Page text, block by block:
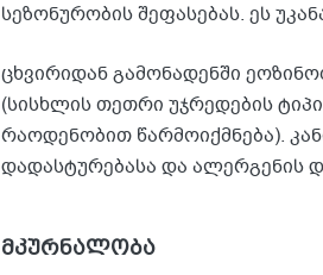
სეზონურობის შეფასებას. ეს
ცხვირიდან გამონადენში
(სისხლის თეთრი უჯრედების
რაოდენობით წარმოიქმნება).
დადასტურებასა და ალერგენის
მკურნალობა